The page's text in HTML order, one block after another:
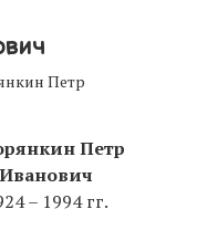
Петр
Петр
Иванович
– 1994 гг.